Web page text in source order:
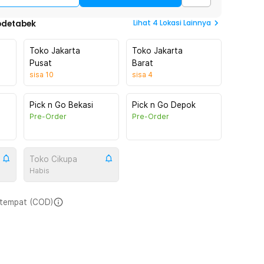
Lihat 4 Lokasi Lainnya
Toko Jakarta
Pusat
sisa 10
Toko Jakarta
Barat
sisa 4
Pick n Go Bekasi
Pre-Order
Pick n Go Depok
Pre-Order
Toko Cikupa
Habis
(COD)